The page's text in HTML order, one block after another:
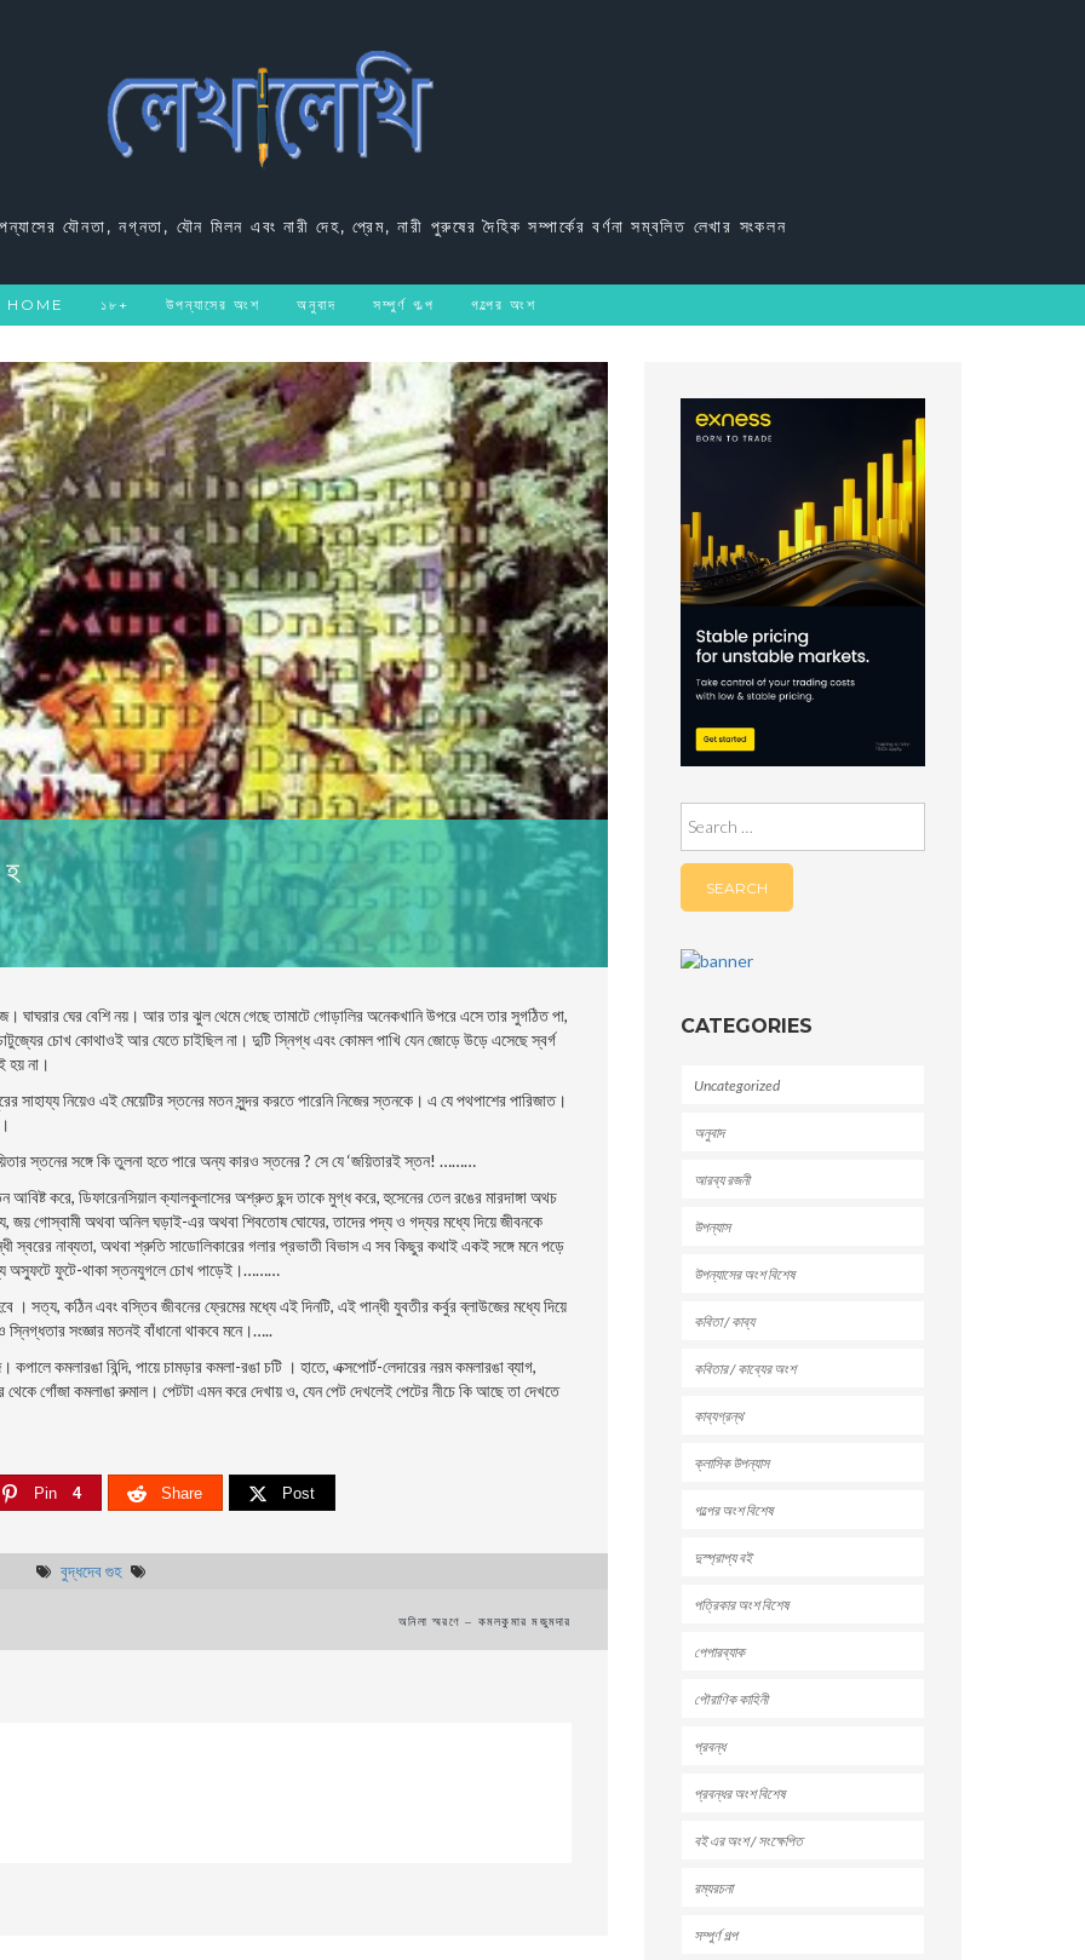
যৌনতা, নগ্নতা, যৌন মিলন এবং নারী দেহ, প্রেম, নারী পুরুষের দৈহিক সম্পার্কের বর্ণনা সম্বলিত লেখার সংকলন
HOME ১৮+ উপন্যাসের অংশ অনুবাদ সম্পুর্ণ গল্প গল্পের অংশ
ঘাঘরার ঘের বেশি নয়। আর তার ঝুল থেমে গেছে তামাটে গােড়ালির অনেকখানি উপরে এসে তার সুগঠিত পা,
চোখ কোথাওই আর যেতে চাইছিল না। দুটি স্নিগ্ধ এবং কোমল পাখি যেন জোড়ে উড়ে এসেছে স্বর্গ
হয় না।
সাহায্য নিয়েও এই মেয়েটির স্তনের মতন সুন্দর করতে পারেনি নিজের স্তনকে। এ যে পথপাশের পারিজাত।
স্তনের সঙ্গে কি তুলনা হতে পারে অন্য কারও স্তনের ? সে যে ‘জয়িতারই স্তন! ………
করে, ডিফারেনসিয়াল ক্যালকুলাসের অশ্রুত ছন্দ তাকে মুগ্ধ করে, হুসেনের তেল রঙের মারদাঙ্গা অথচ
গােস্বামী অথবা অনিল ঘড়াই-এর অথবা শিবতােষ ঘােযের, তাদের পদ্য ও গদ্যর মধ্যে দিয়ে জীবনকে
নাব্যতা, অথবা শ্রুতি সাডােলিকারের গলার প্রভাতী বিভাস এ সব কিছুর কথাই একই সঙ্গে মনে পড়ে
অস্ফুটে ফুটে-থাকা স্তনযুগলে চোখ পাড়েই।………
। সত্য, কঠিন এবং বস্তিব জীবনের ফ্রেমের মধ্যে এই দিনটি, এই পান্ধী যুবতীর কর্বুর ব্লাউজের মধ্যে দিয়ে
সংজ্ঞার মতনই বাঁধানাে থাকবে মনে।…..
কমলারঙা বিন্দি, পায়ে চামড়ার কমলা-রঙা চটি । হাতে, এক্সপাের্ট-লেদারের নরম কমলারঙা ব্যাগ,
গোঁজা কমলাঙা রুমাল। পেটটা এমন করে দেখায় ও, যেন পেট দেখলেই পেটের নীচে কি আছে তা দেখতে
Pin 4 Share Post
বুদ্ধদেব গুহ
অনিলা স্মরণে – কমলকুমার মজুমদার
for:
CATEGORIES
Uncategorized
অনুবাদ
আরব্য রজনী
উপন্যাস
উপন্যাসের অংশ বিশেষ
কবিতা / কাব্য
কবিতার / কাব্যের অংশ
কাব্যগ্রন্থ
ক্লাসিক উপন্যাস
গল্পের অংশ বিশেষ
দুস্প্রাপ্য বই
পত্রিকার অংশ বিশেষ
পেপারব্যাক
পৌরাণিক কাহিনী
প্রবন্ধ
প্রবন্ধর অংশ বিশেষ
বই এর অংশ / সংক্ষেপিত
রম্যরচনা
সম্পুর্ণ গল্প